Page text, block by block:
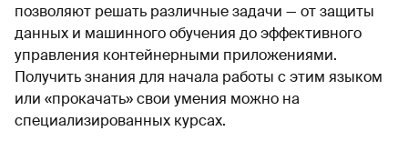
позволяют решать различные задачи — от защиты
данных и машинного обучения до эффективного
управления контейнерными приложениями.
Получить знания для начала работы с этим языком
или «прокачать» свои умения можно на
специализированных курсах.